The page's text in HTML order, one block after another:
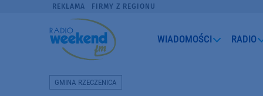
REKLAMA FIRMY Z REGIONU
WIADOMOŚCI RADIO
GMINA RZECZENICA